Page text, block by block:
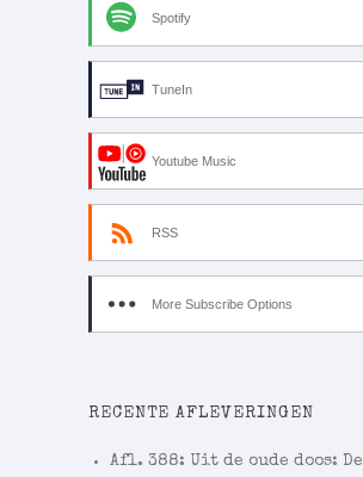
Spotify
TuneIn
Youtube Music
RSS
More Subscribe Options
RECENTE AFLEVERINGEN
Afl. 388: Uit de oude doos: De